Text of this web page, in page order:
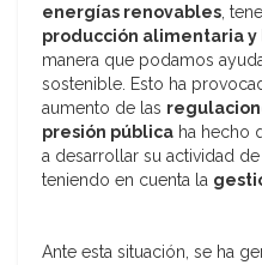
energías renovables,
producción alimentaria y
manera que podamos
sostenible. Esto ha
aumento de las
presión pública ha hecho
a desarrollar su actividad
teniendo en cuenta la
Ante esta situación, se ha